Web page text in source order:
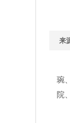
来
9
琬
院